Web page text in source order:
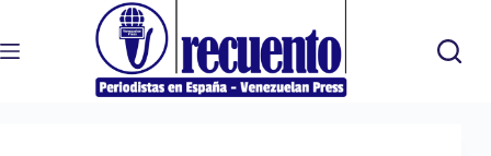
contenido